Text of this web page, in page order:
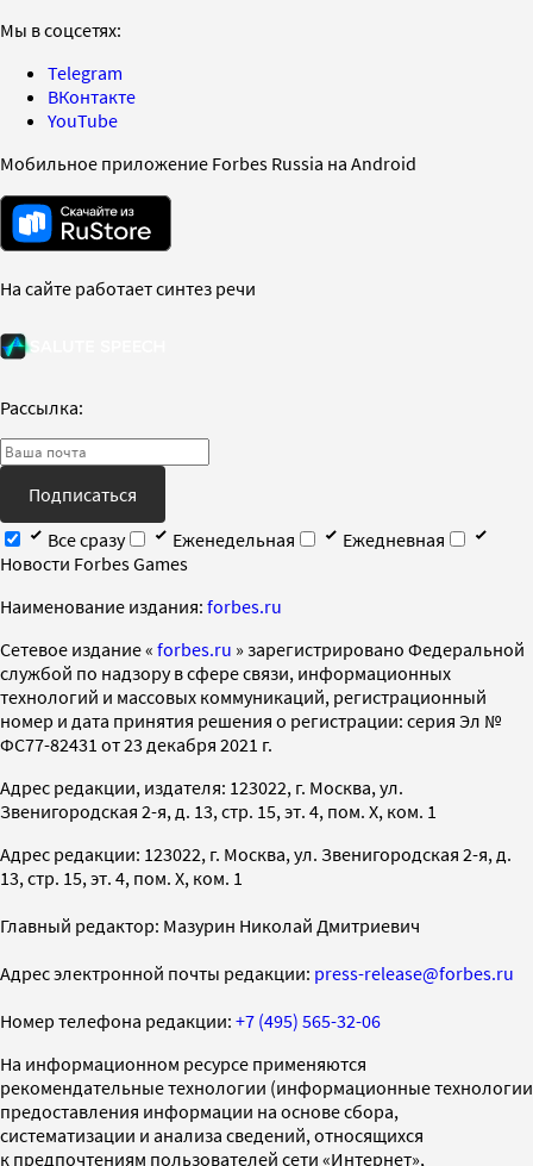
Мы в соцсетях:
Telegram
ВКонтакте
YouTube
Мобильное приложение Forbes Russia на Android
На сайте работает синтез речи
Рассылка:
Подписаться
Все сразу
Еженедельная
Ежедневная
Новости Forbes Games
Наименование издания: forbes.ru
Cетевое издание « forbes.ru » зарегистрировано Федеральной
службой по надзору в сфере связи, информационных
технологий и массовых коммуникаций, регистрационный
номер и дата принятия решения о регистрации: серия Эл №
ФС77-82431 от 23 декабря 2021 г.
Адрес редакции, издателя: 123022, г. Москва, ул.
Звенигородская 2-я, д. 13, стр. 15, эт. 4, пом. X, ком. 1
Адрес редакции: 123022, г. Москва, ул. Звенигородская 2-я, д.
13, стр. 15, эт. 4, пом. X, ком. 1
Главный редактор: Мазурин Николай Дмитриевич
Адрес электронной почты редакции: press-release@forbes.ru
Номер телефона редакции: +7 (495) 565-32-06
На информационном ресурсе применяются
рекомендательные технологии (информационные технологии
предоставления информации на основе сбора,
систематизации и анализа сведений, относящихся
к предпочтениям пользователей сети «Интернет»,